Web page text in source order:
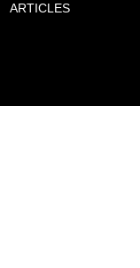
ARTICLES